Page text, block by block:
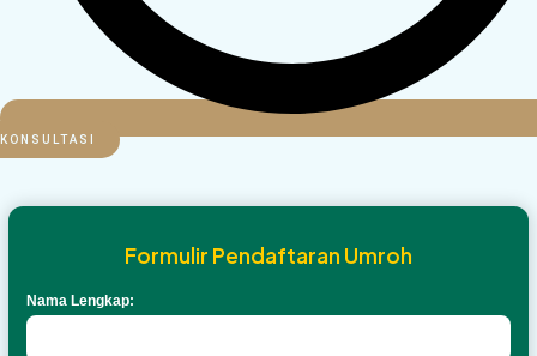
KONSULTASI
Formulir Pendaftaran Umroh
Nama Lengkap: